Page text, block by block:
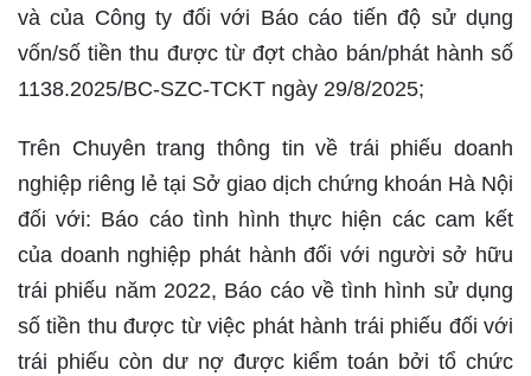
và của Công ty đối với Báo cáo tiến độ sử dụng
vốn/số tiền thu được từ đợt chào bán/phát hành số
1138.2025/BC-SZC-TCKT ngày 29/8/2025;
Trên Chuyên trang thông tin về trái phiếu doanh
nghiệp riêng lẻ tại Sở giao dịch chứng khoán Hà Nội
đối với: Báo cáo tình hình thực hiện các cam kết
của doanh nghiệp phát hành đối với người sở hữu
trái phiếu năm 2022, Báo cáo về tình hình sử dụng
số tiền thu được từ việc phát hành trái phiếu đối với
trái phiếu còn dư nợ được kiểm toán bởi tổ chức